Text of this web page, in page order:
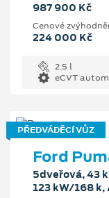
987 900 Kč
Cenové
224 000 Kč
2.5 l
eCVT
PŘEDVÁDĚCÍ VŮZ
Ford
5dveřová, 43
123 kW/168